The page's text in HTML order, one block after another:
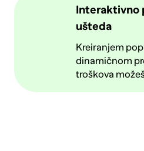
Interaktivno
ušteda
Kreiranjem
dinamičnom
troškova